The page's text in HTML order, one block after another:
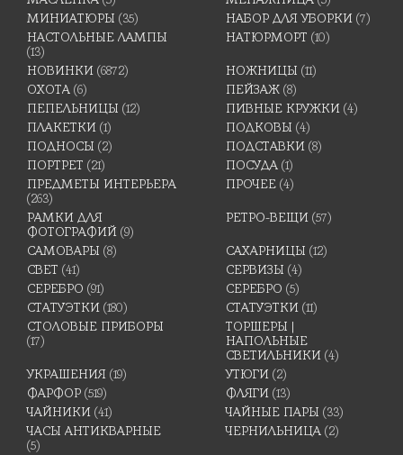
МИНИАТЮРЫ (35) НАБОР ДЛЯ УБОРКИ (7)
НАСТОЛЬНЫЕ ЛАМПЫ
(13)
НАТЮРМОРТ (10)
НОВИНКИ (6872) НОЖНИЦЫ (11)
ОХОТА (6) ПЕЙЗАЖ (8)
ПЕПЕЛЬНИЦЫ (12) ПИВНЫЕ КРУЖКИ (4)
ПЛАКЕТКИ (1) ПОДКОВЫ (4)
ПОДНОСЫ (2) ПОДСТАВКИ (8)
ПОРТРЕТ (21) ПОСУДА (1)
ПРЕДМЕТЫ ИНТЕРЬЕРА
(263)
ПРОЧЕЕ (4)
РАМКИ ДЛЯ
ФОТОГРАФИЙ (9)
РЕТРО-ВЕЩИ (57)
САМОВАРЫ (8) САХАРНИЦЫ (12)
СВЕТ (41) СЕРВИЗЫ (4)
СЕРЕБРО (91) СЕРЕБРО (5)
СТАТУЭТКИ (180) СТАТУЭТКИ (11)
СТОЛОВЫЕ ПРИБОРЫ
(17)
ТОРШЕРЫ |
НАПОЛЬНЫЕ
СВЕТИЛЬНИКИ (4)
УКРАШЕНИЯ (19) УТЮГИ (2)
ФАРФОР (519) ФЛЯГИ (13)
ЧАЙНИКИ (41) ЧАЙНЫЕ ПАРЫ (33)
ЧАСЫ АНТИКВАРНЫЕ
(5)
ЧЕРНИЛЬНИЦА (2)